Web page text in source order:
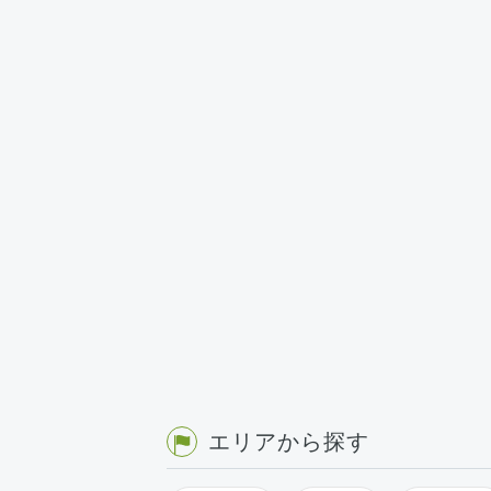
エリアから探す